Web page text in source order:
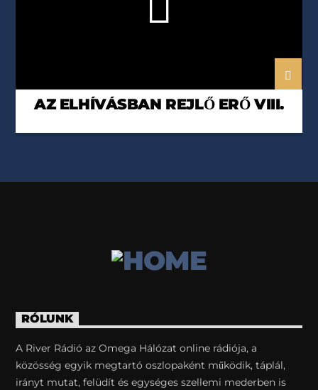
AZ ELHÍVÁSBAN REJLŐ ERŐ VIII.
RÓLUNK
A River Rádió az Omega Hálózat online rádiója, a
közösség egyik megtartó oszlopaként működik, táplál,
irányt mutat, felüdít és egységes szellemi mederben is